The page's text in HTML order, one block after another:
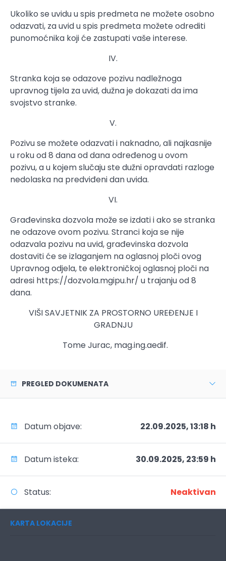
Ukoliko se uvidu u spis predmeta ne možete osobno
odazvati, za uvid u spis predmeta možete odrediti
punomoćnika koji će zastupati vaše interese.
IV.
Stranka koja se odazove pozivu nadležnoga
upravnog tijela za uvid, dužna je dokazati da ima
svojstvo stranke.
V.
Pozivu se možete odazvati i naknadno, ali najkasnije
u roku od 8 dana od dana određenog u ovom
pozivu, a u kojem slučaju ste dužni opravdati razloge
nedolaska na predviđeni dan uvida.
VI.
Građevinska dozvola može se izdati i ako se stranka
ne odazove ovom pozivu. Stranci koja se nije
odazvala pozivu na uvid, građevinska dozvola
dostaviti će se izlaganjem na oglasnoj ploči ovog
Upravnog odjela, te elektroničkoj oglasnoj ploči na
adresi https://dozvola.mgipu.hr/ u trajanju od 8
dana.
VIŠI SAVJETNIK ZA PROSTORNO UREĐENJE I
GRADNJU
Tome Jurac, mag.ing.aedif.
PREGLED DOKUMENATA
Datum objave: 22.09.2025, 13:18 h
Datum isteka: 30.09.2025, 23:59 h
Status: Neaktivan
KARTA LOKACIJE